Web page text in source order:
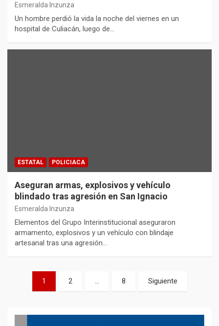
Esmeralda Inzunza
Un hombre perdió la vida la noche del viernes en un
hospital de Culiacán, luego de…
ESTATAL POLICIACA
Aseguran armas, explosivos y vehículo
blindado tras agresión en San Ignacio
Esmeralda Inzunza
Elementos del Grupo Interinstitucional aseguraron
armamento, explosivos y un vehículo con blindaje
artesanal tras una agresión…
Paginación
1 2 8 Siguiente